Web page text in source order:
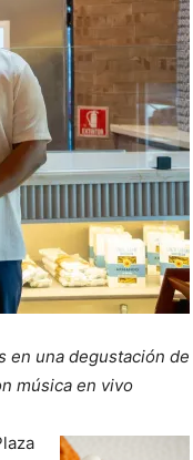
en una degustación de
música en vivo